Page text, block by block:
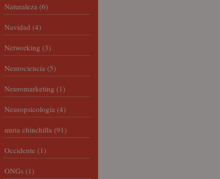
Naturaleza (6)
Navidad (4)
Networking (3)
Neurociencia (5)
Neuromarketing (1)
Neuropsicología (4)
nuria chinchilla (91)
Occidente (1)
ONGs (1)